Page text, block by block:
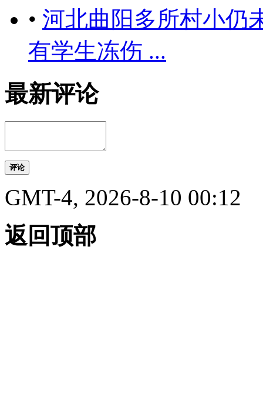
• 河北曲阳多所村小仍
有学生冻伤 ...
最新评论
评论
GMT-4, 2026-8-10 00:12
返回顶部